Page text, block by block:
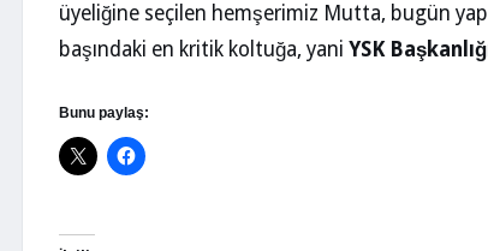
üyeliğine seçilen hemşerimiz Mutta, bugün
başındaki en kritik koltuğa, yani YSK
Bunu paylaş: